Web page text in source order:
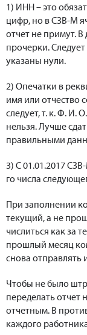
1) ИНН – это
цифр, но в СЗВ-М
отчет не примут. В
прочерки.
указаны нули.
2) Опечатки в
имя или отчество
следует, т. к. Ф. И.
нельзя. Лучше
правильными
3) С 01.01.2017
го числа
При заполнении
текущий, а не
числиться как за
прошлый месяц
снова
Чтобы не было
переделать отчет
отчетным. В
каждого